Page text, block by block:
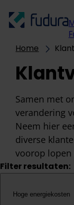
Overslaan naar
Home
Samen met
verandering
Neem hier
diverse
voorop lopen
Filter resultaten:
Hoge energiekosten